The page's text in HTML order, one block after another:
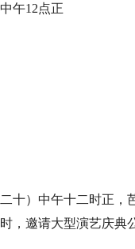
午12点正
十）中午十二时正
，邀请大型演艺庆典